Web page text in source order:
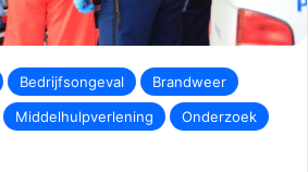
Bedrijfsongeval
Brandweer
Middelhulpverlening
Onderzoek